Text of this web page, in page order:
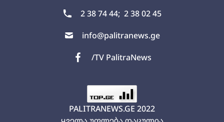
2 38 74 44; 2 38 02 45
info@palitranews.ge
/TV PalitraNews
PALITRANEWS.GE 2022